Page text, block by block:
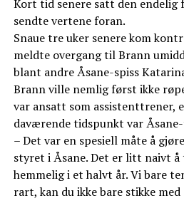
Kort tid senere satt den endelig
sendte vertene foran.
Snaue tre uker senere kom
meldte overgang til Brann
blant andre Åsane-spiss
Brann ville nemlig først ikke
var ansatt som assistenttrener,
daværende tidspunkt var
– Det var en spesiell måte å
styret i Åsane. Det er litt naivt å
hemmelig i et halvt år. Vi bare
rart, kan du ikke bare stikke